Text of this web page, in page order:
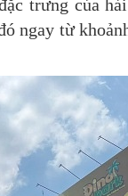
trưng của
ngay từ